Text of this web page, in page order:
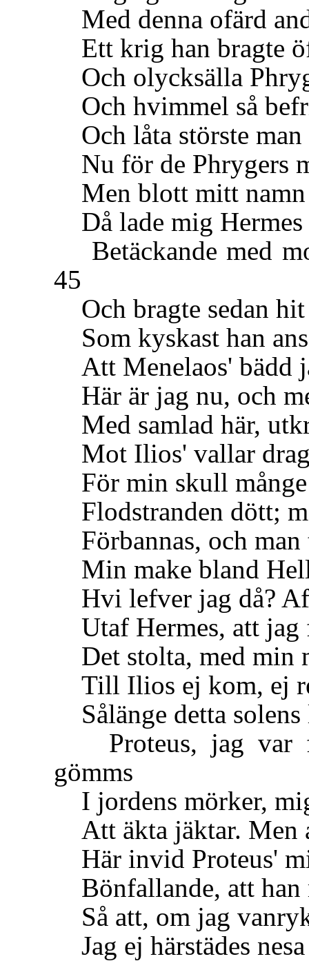
Med denna ofärd
Ett krig han bragte
Och olycksälla
Och hvimmel så
Och låta störste
Nu för de Phrygers
Men blott mitt namn
Då lade mig
Betäckande med
45
Och bragte sedan
Som kyskast han
Att Menelaos' bädd
Här är jag nu, och
Med samlad här,
Mot Ilios' vallar
För min skull månge
Flodstranden dött;
Förbannas, och man
Min make bland
Hvi lefver jag då?
Utaf Hermes, att jag
Det stolta, med min
Till Ilios ej kom, ej
Sålänge detta solens
Proteus, jag var
gömms
I jordens mörker,
Att äkta jäktar. Men
Här invid Proteus'
Bönfallande, att han
Så att, om jag
Jag ej härstädes